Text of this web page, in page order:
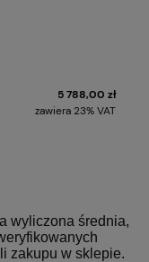
5 788,00 zł
zawiera 23% VAT
wyliczona średnia,
zakupu w sklepie.